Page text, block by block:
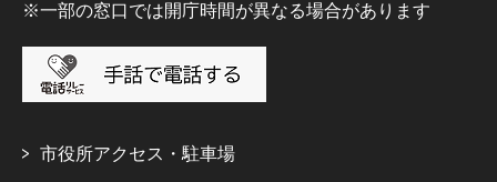
※一部の窓口では開庁時間が異なる場合があります
市役所アクセス・駐車場